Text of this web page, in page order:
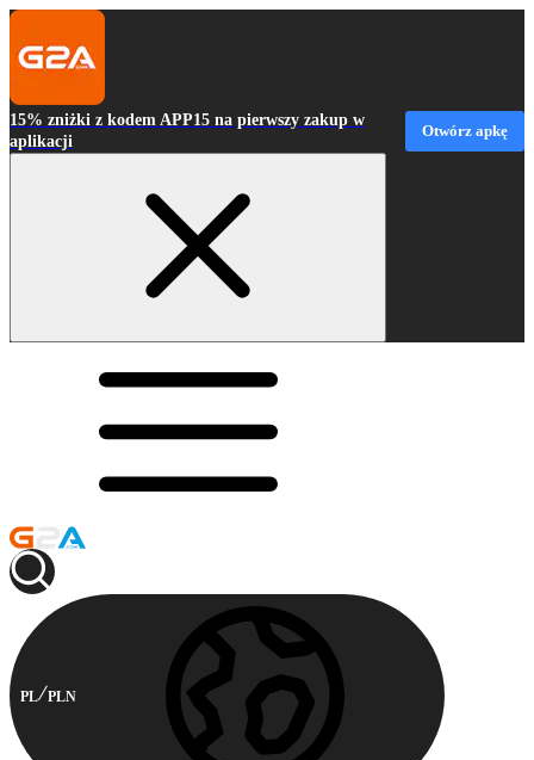
15% zniżki z kodem APP15 na pierwszy zakup w
aplikacji
Otwórz apkę
PL PLN